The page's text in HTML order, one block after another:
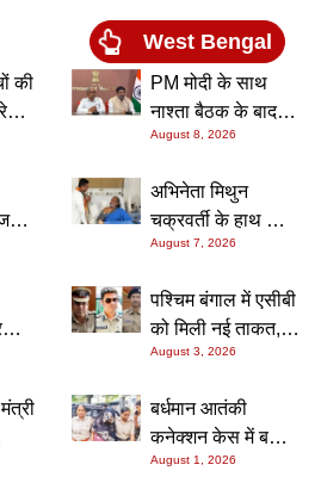
लगी गोली; हथियार
और देसी बम बरामद
की
West Bengal
PM मोदी के साथ
नाश्ता बैठक के बाद
बढ़ी अटकलें, अबू
भाजपा में नहीं होंगे
शामिल; NCPIT में बने
रहने पर भी नहीं दिया
August 8, 2026
अभिनेता मिथुन
चक्रवर्ती के हाथ की
सर्जरी सफल,
अधिकारी ने अस्पताल
पहुंचकर जाना हाल
August 7, 2026
पश्चिम बंगाल में एसीबी
को मिली नई ताकत,
खुफिया विभाग से तीन
की तैनाती
August 3, 2026
बर्धमान आतंकी
कनेक्शन केस में बड़ा
खुलासा, झारखंड से
August 1, 2026